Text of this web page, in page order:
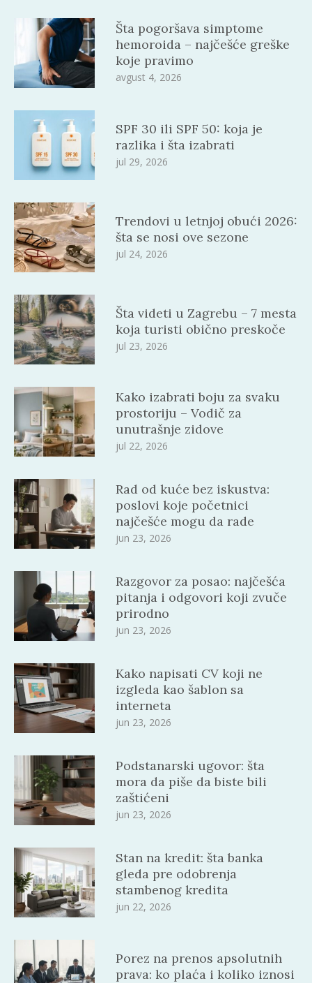
Šta pogoršava simptome
hemoroida – najčešće greške
koje pravimo
avgust 4, 2026
SPF 30 ili SPF 50: koja je
razlika i šta izabrati
jul 29, 2026
Trendovi u letnjoj obući 2026:
šta se nosi ove sezone
jul 24, 2026
Šta videti u Zagrebu – 7 mesta
koja turisti obično preskoče
jul 23, 2026
Kako izabrati boju za svaku
prostoriju – Vodič za
unutrašnje zidove
jul 22, 2026
Rad od kuće bez iskustva:
poslovi koje početnici
najčešće mogu da rade
jun 23, 2026
Razgovor za posao: najčešća
pitanja i odgovori koji zvuče
prirodno
jun 23, 2026
Kako napisati CV koji ne
izgleda kao šablon sa
interneta
jun 23, 2026
Podstanarski ugovor: šta
mora da piše da biste bili
zaštićeni
jun 23, 2026
Stan na kredit: šta banka
gleda pre odobrenja
stambenog kredita
jun 22, 2026
Porez na prenos apsolutnih
prava: ko plaća i koliko iznosi